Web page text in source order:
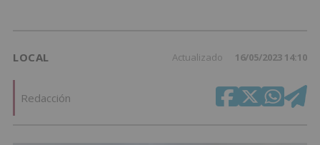
LOCAL Actualizado 16/05/2023 14:10
Redacción